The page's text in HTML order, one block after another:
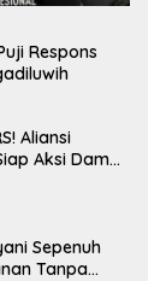
Respons
Aliansi
Aksi Damai:
Sepenuh
Tanpa